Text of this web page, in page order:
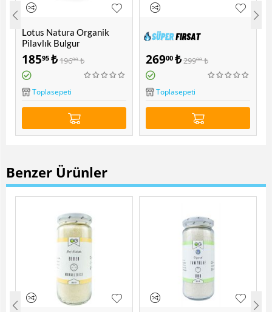
Lotus Natura Organik
Pilavlık Bulgur
18595 ₺19600 ₺
Toplasepeti
Popüler
Lutfiye Organik Kara Dut
Özü 300 Gr
26900 ₺29900 ₺
Toplasepeti
Benzer Ürünler